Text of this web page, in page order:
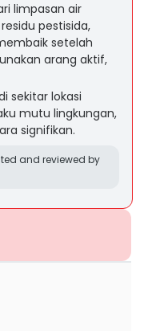
limpasan air
pestisida,
setelah
arang aktif,
sekitar lokasi
mutu lingkungan,
signifikan.
and reviewed by